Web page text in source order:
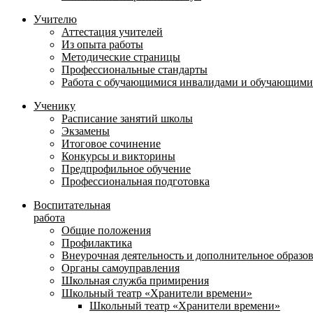
Учителю
Аттестация учителей
Из опыта работы
Методические страницы
Профессиональные стандарты
Работа с обучающимися инвалидами и
Ученику
Расписание занятий школы
Экзамены
Итоговое сочинение
Конкурсы и викторины
Предпрофильное обучение
Профессиональная подготовка
Воспитательная
работа
Общие положения
Профилактика
Внеурочная деятельность и дополнительное
Органы самоуправления
Школьная служба примирения
Школьный театр «Хранители времени»
Школьный театр «Хранители времени»